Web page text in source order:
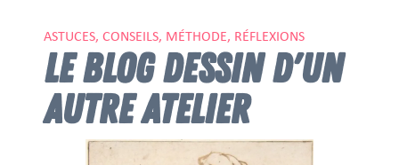
ASTUCES, CONSEILS, MÉTHODE, RÉFLEXIONS
LE BLOG DESSIN D'UN
AUTRE ATELIER